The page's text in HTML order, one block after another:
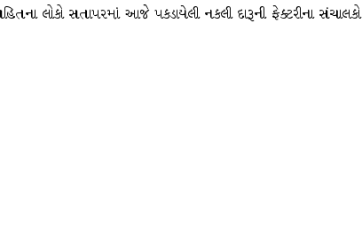
લોકો સતાપરમાં આજે પકડાયેલી નકલી દારૂની ફેક્ટરીના સંચાલકો